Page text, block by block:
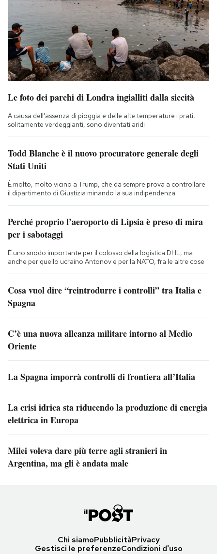
Le foto dei parchi di Londra ingialliti dalla siccità
A causa dell'assenza di pioggia e delle alte temperature i prati,
solitamente verdeggianti, sono diventati aridi
Todd Blanche è il nuovo procuratore generale degli
Stati Uniti
È molto, molto vicino a Trump, che da sempre prova a controllare
il dipartimento di Giustizia minando la sua indipendenza
Perché proprio l’aeroporto di Lipsia è preso di mira
per i sabotaggi
È uno snodo importante per il colosso della logistica DHL, ma
anche per quello ucraino Antonov e per la NATO, fra le altre cose
Cosa vuol dire “reintrodurre i controlli” tra Italia e
Spagna
C’è una nuova alleanza militare intorno al Medio
Oriente
La Spagna imporrà controlli di frontiera all’Italia
La crisi idrica sta riducendo la produzione di energia
elettrica in Europa
Milei voleva dare più terre agli stranieri in
Argentina, ma gli è andata male
Chi siamoPubblicitàPrivacy
Gestisci le preferenzeCondizioni d'uso